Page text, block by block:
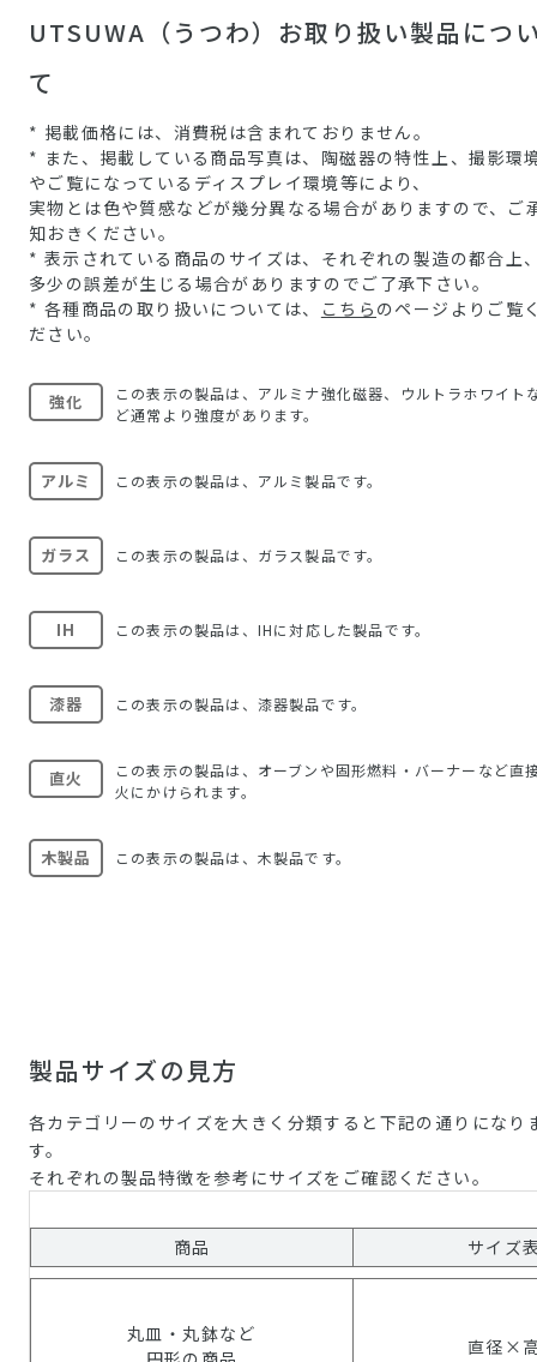
UTSUWA（うつわ）お取り扱い製品につ
て
* 掲載価格には、消費税は含まれておりません。
* また、掲載している商品写真は、陶磁器の特性上、撮影環
やご覧になっているディスプレイ環境等により、
実物とは色や質感などが幾分異なる場合がありますので、ご
知おきください。
* 表示されている商品のサイズは、それぞれの製造の都合上
多少の誤差が生じる場合がありますのでご了承下さい。
* 各種商品の取り扱いについては、
こちら のページよりご覧
ださい。
強化
この表示の製品は、アルミナ強化磁器、ウルトラホワイト
ど通常より強度があります。
アルミ この表示の製品は、アルミ製品です。
ガラス この表示の製品は、ガラス製品です。
IH この表示の製品は、IHに対応した製品です。
漆器 この表示の製品は、漆器製品です。
直火
この表示の製品は、オーブンや固形燃料・バーナーなど直
火にかけられます。
木製品 この表示の製品は、木製品です。
製品サイズの見方
各カテゴリーのサイズを大きく分類すると下記の通りになり
す。
それぞれの製品特徴を参考にサイズをご確認ください。
商品 サイズ
丸皿・丸鉢など
直径×